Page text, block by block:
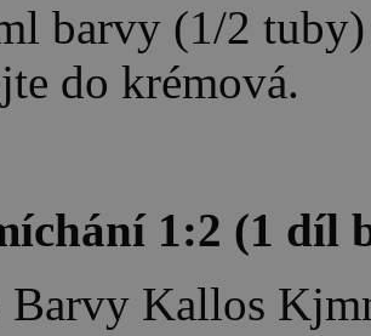
barvy (1/2
do krémová.
1:2 (1 díl
Barvy Kallos